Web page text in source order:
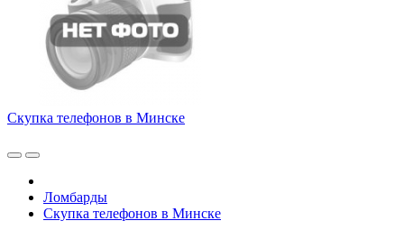
Скупка телефонов в Минске
Ломбарды
Скупка телефонов в Минске